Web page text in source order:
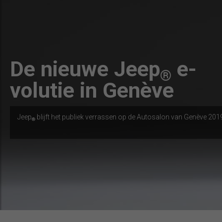
De nieuwe Jeep® e-
volutie in Genève
Jeep® blijft het publiek verrassen op de Autosalon van Genève